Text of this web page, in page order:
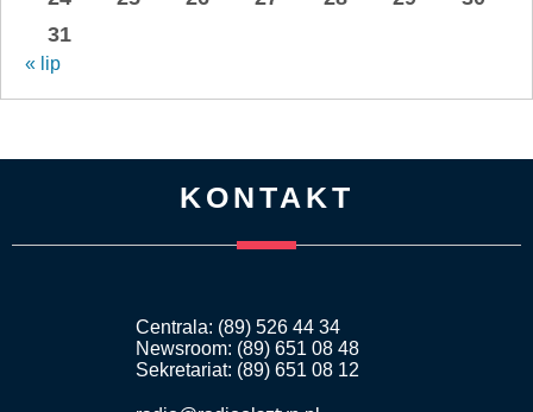
31
« lip
KONTAKT
Centrala: (89) 526 44 34
Newsroom: (89) 651 08 48
Sekretariat: (89) 651 08 12